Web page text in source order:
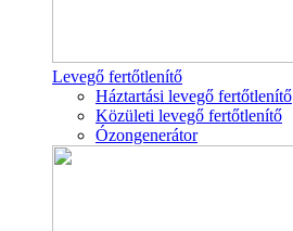
Levegő fertőtlenítő
Háztartási levegő fertőtlenítő
Közületi levegő fertőtlenítő
Ózongenerátor